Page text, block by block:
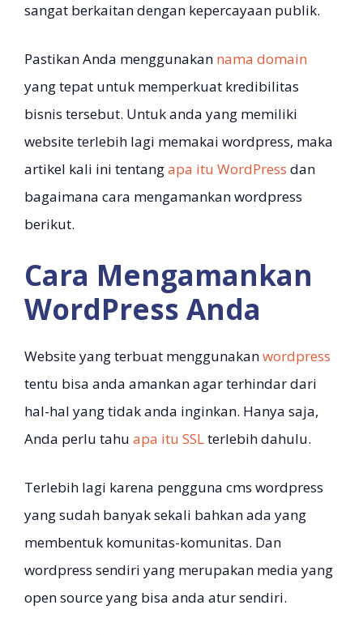
sangat berkaitan dengan kepercayaan publik.
Pastikan Anda menggunakan nama domain
yang tepat untuk memperkuat kredibilitas
bisnis tersebut. Untuk anda yang memiliki
website terlebih lagi memakai wordpress, maka
artikel kali ini tentangapa itu WordPress dan
bagaimana cara mengamankan wordpress
berikut.
Cara Mengamankan
WordPress Anda
Website yang terbuat menggunakanwordpress
tentu bisa anda amankan agar terhindar dari
hal-hal yang tidak anda inginkan. Hanya saja,
Anda perlu tahu apa itu SSLterlebih dahulu.
Terlebih lagi karena pengguna cms wordpress
yang sudah banyak sekali bahkan ada yang
membentuk komunitas-komunitas. Dan
wordpress sendiri yang merupakan media yang
open source yang bisa anda atur sendiri.